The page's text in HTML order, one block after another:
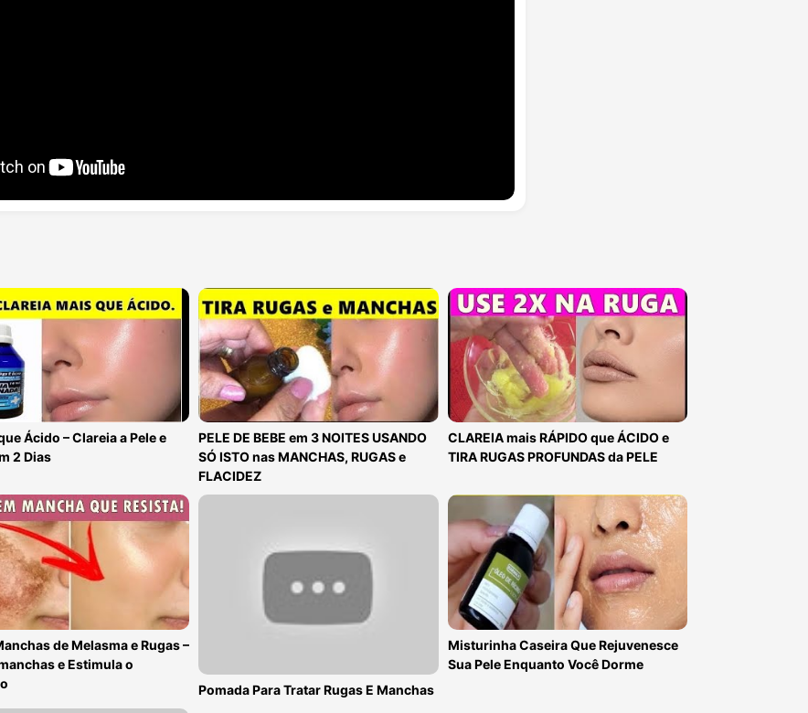
Ácido – Clareia a Pele e
2 Dias
PELE DE BEBE em 3 NOITES USANDO
SÓ ISTO nas MANCHAS, RUGAS e
FLACIDEZ
CLAREIA mais RÁPIDO que ÁCIDO e
TIRA RUGAS PROFUNDAS da PELE
de Melasma e Rugas –
e Estimula o
Pomada Para Tratar Rugas E Manchas
Misturinha Caseira Que Rejuvenesce
Sua Pele Enquanto Você Dorme